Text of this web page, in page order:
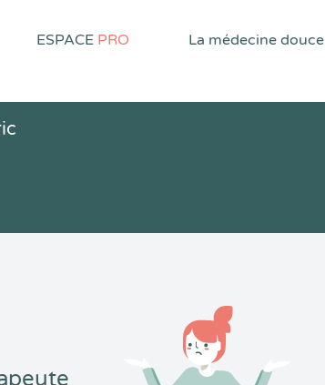
ESPACE PRO La médecine douce